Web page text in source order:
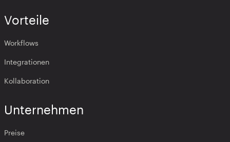
Vorteile
Workflows
Integrationen
Kollaboration
Unternehmen
Preise